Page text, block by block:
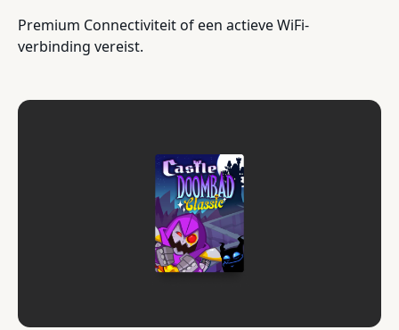
Premium Connectiviteit of een actieve WiFi-
verbinding vereist.